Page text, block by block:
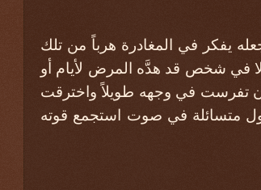
يفكر في المغادرة هرباً من تلك
إلا في شخص قد هدَّه المرض لأيام أو
أن تفرست في وجهه طويلاً واخترقت
متسائلة في صوت استجمع قوته